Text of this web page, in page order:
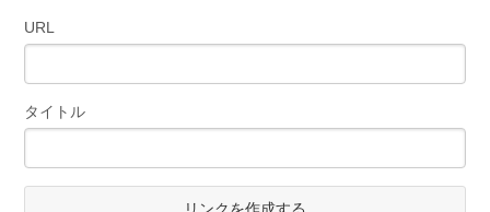
URL
タイトル